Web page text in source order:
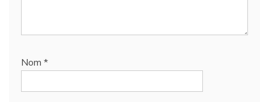
Nom *